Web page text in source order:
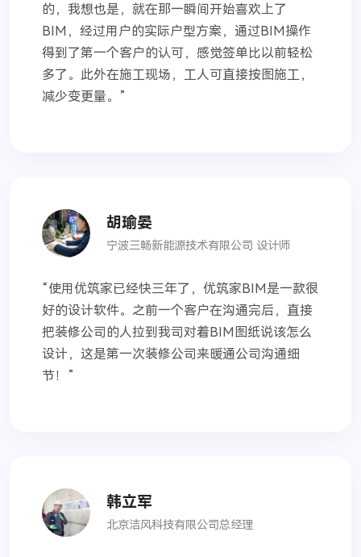
的，我想也是，就在那一瞬间开始喜欢上了
BIM，经过用户的实际户型方案，通过BIM操作
得到了第一个客户的认可，感觉签单比以前轻松
多了。此外在施工现场，工人可直接按图施工，
减少变更量。 ”
胡瑜晏
宁波三畅新能源技术有限公司 设计师
“使用优筑家已经快三年了，优筑家BIM是一款很
好的设计软件。之前一个客户在沟通完后，直接
把装修公司的人拉到我司对着BIM图纸说该怎么
设计，这是第一次装修公司来暖通公司沟通细
节！ ”
韩立军
北京洁风科技有限公司总经理